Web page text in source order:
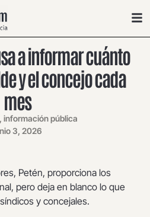
a informar cuánto
y el concejo cada
mes
información pública
3, 2026
Petén, proporciona los
pero deja en blanco lo que
y concejales.